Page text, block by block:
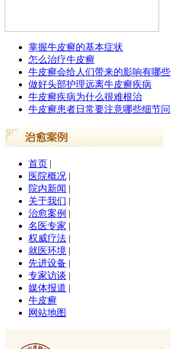
掌握牛皮癣的基本症状
怎么治疗牛皮癣
牛皮癣会给人们带来的影响有哪些
做好头部护理远离牛皮癣疾病
牛皮癣疾病为什么很难根治
牛皮癣患者日常要注意哪些细节问
首页 |
医院概况 |
院内新闻 |
关于我们 |
治愈案例 |
名医专家 |
权威疗法 |
就医环境 |
先进设备 |
专家访谈 |
媒体报道 |
牛皮癣
网站地图